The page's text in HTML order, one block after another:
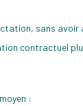
sans avoir
contractuel
: